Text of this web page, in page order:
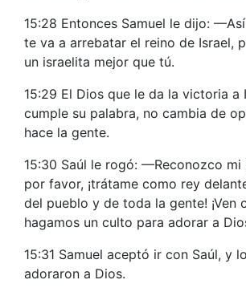
15:28 Entonces Samuel le dijo:
te va a arrebatar el reino de Israel,
un israelita mejor que tú.
15:29 El Dios que le da la victoria a
cumple su palabra, no cambia de
hace la gente.
15:30 Saúl le rogó: —Reconozco mi
por favor, ¡trátame como rey
del pueblo y de toda la gente! ¡Ven
hagamos un culto para adorar a
15:31 Samuel aceptó ir con Saúl, y
adoraron a Dios.